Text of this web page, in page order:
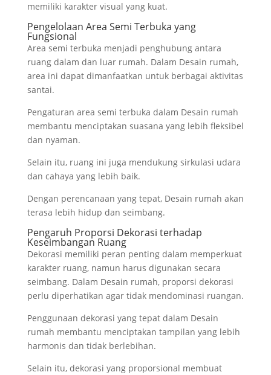
memiliki karakter visual yang kuat.
Pengelolaan Area Semi Terbuka yang
Fungsional
Area semi terbuka menjadi penghubung antara
ruang dalam dan luar rumah. Dalam Desain rumah,
area ini dapat dimanfaatkan untuk berbagai aktivitas
santai.
Pengaturan area semi terbuka dalam Desain rumah
membantu menciptakan suasana yang lebih fleksibel
dan nyaman.
Selain itu, ruang ini juga mendukung sirkulasi udara
dan cahaya yang lebih baik.
Dengan perencanaan yang tepat, Desain rumah akan
terasa lebih hidup dan seimbang.
Pengaruh Proporsi Dekorasi terhadap
Keseimbangan Ruang
Dekorasi memiliki peran penting dalam memperkuat
karakter ruang, namun harus digunakan secara
seimbang. Dalam Desain rumah, proporsi dekorasi
perlu diperhatikan agar tidak mendominasi ruangan.
Penggunaan dekorasi yang tepat dalam Desain
rumah membantu menciptakan tampilan yang lebih
harmonis dan tidak berlebihan.
Selain itu, dekorasi yang proporsional membuat